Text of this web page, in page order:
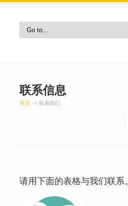
联系信息
首页 ⇒ 联系我们
请用下面的表格与我们联系。